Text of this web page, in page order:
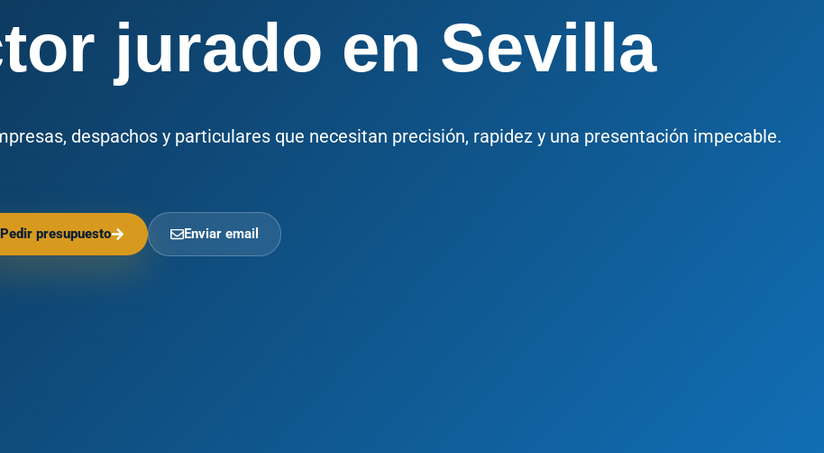
jurado en Sevilla
despachos y particulares que necesitan precisión, rapidez y una presentación impecable.
Pedir presupuesto Enviar email